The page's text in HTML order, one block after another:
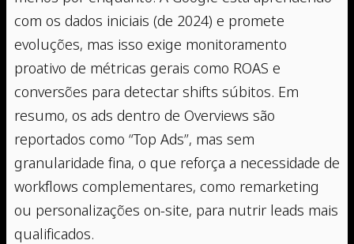
com os dados iniciais (de 2024) e promete
evoluções, mas isso exige monitoramento
proativo de métricas gerais como ROAS e
conversões para detectar shifts súbitos. Em
resumo, os ads dentro de Overviews são
reportados como “Top Ads”, mas sem
granularidade fina, o que reforça a necessidade de
workflows complementares, como remarketing
ou personalizações on-site, para nutrir leads mais
qualificados.